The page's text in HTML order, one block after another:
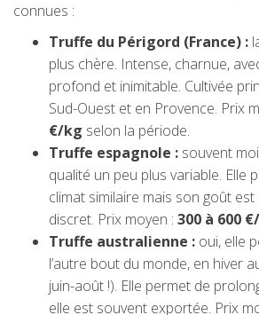
connues :
Truffe du Périgord (France) :
plus chère. Intense, charnue,
profond et inimitable. Cultivée
Sud-Ouest et en Provence. Prix
€/kg selon la période.
Truffe espagnole : souvent
qualité un peu plus variable. Elle
climat similaire mais son goût
discret. Prix moyen : 300 à 600
Truffe australienne : oui, elle
l’autre bout du monde, en hiver
juin-août !). Elle permet de
elle est souvent exportée. Prix